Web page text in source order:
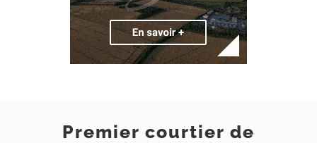
Premier courtier de